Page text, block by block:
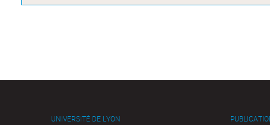
UNIVERSITÉ DE LYON